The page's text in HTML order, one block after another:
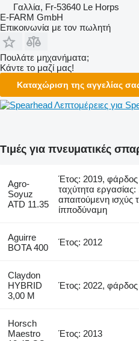
Γαλλία, Fr-53640 Le Horps
E-FARM GmbH
Επικοινωνία με τον πωλητή
Πουλάτε μηχανήματα;
Κάντε το μαζί μας!
Καταχώριση της αγγελίας
Λεπτομέρειες για
Τιμές για πνευματικές
Agro-
Soyuz
ATD 11.35
Έτος: 2019,
ταχύτητα
απαιτούμενη ισχύς
ίπποδύναμη
Aguirre
BOTA 400
Έτος: 2012
Claydon
HYBRID
3,00 M
Έτος: 2022,
Horsch
Maestro
Έτος: 2013